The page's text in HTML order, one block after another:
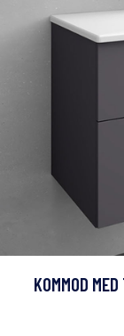
KOMMOD